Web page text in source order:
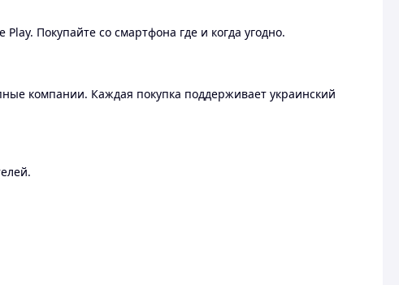
Покупайте со смартфона где и когда угодно.
компании. Каждая покупка поддерживает украинский